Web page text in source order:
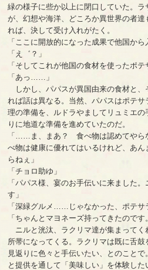
緑の様子に些か以上に閉口していた。
が、幻想や海洋、どころか異世界の者
れば、決して受け入れがたく。
「ここに開放的になった成果で他国から
「え゛？」
「そしてこれが他国の食材を使ったポテ
「あっ……」
しかし、パパスが異国由来の食材と、
れば話は異なる。当然、パパスはポテ
理の準備を、ルドラやましてリュミエ
りに地道な準備を進めていたのだ。
「……ま、まあ？ 食べ物は認めてやら
べ物は健康に優れてはいるけれど、あ
らねぇ」
「チョロ助ゆ」
「パパス様、宴のお手伝いに来ました
す」
「深緑グルメ……じゃなかった、ポテサ
「ちゃんとマヨネーズ持ってきたのです
ニルと洸汰、ラクリマ達が集まってく
所帯になってくる。ラクリマは既に舌
見返りに色々と手伝いたい、とのこと
と提供を通して「美味しい」を体験した